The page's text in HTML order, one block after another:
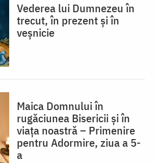
Vederea lui Dumnezeu în
trecut, în prezent și în
veșnicie
Maica Domnului în
rugăciunea Bisericii și în
viața noastră – Primenire
pentru Adormire, ziua a 5-
a